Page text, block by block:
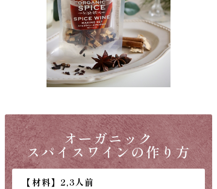
オーガニック
スパイスワインの作り方
【材料】2,3人前